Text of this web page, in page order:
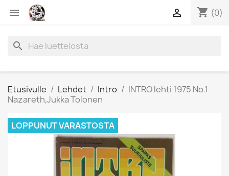
 shopping_cart (0)

search
Etusivulle Lehdet Intro
INTRO lehti 1975 No.1
Nazareth,Jukka Tolonen
LOPPUNUT VARASTOSTA